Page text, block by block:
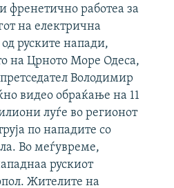
френетично работеа за
на електрична
руските напади,
на Црното Море Одеса,
Володимир
видео обраќање на 11
луѓе во регионот
по нападите со
Во меѓувреме,
рускиот
Жителите на